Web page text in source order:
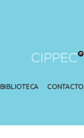
BIBLIOTECA CONTACTO